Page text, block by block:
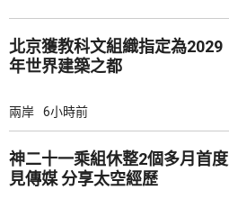
北京獲教科文組織指定為2029
年世界建築之都
兩岸 6小時前
神二十一乘組休整2個多月首度
見傳媒 分享太空經歷